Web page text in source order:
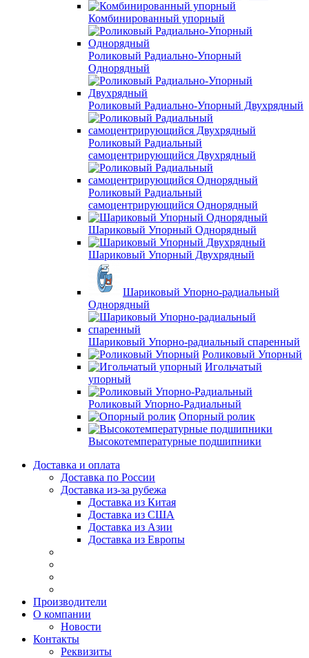
Комбинированный упорный
Роликовый Радиально-Упорный
Однорядный
Роликовый Радиально-Упорный Двухрядный
Роликовый Радиальный
самоцентрирующийся Двухрядный
Роликовый Радиальный
самоцентрирующийся Однорядный
Шариковый Упорный Однорядный
Шариковый Упорный Двухрядный
Шариковый Упорно-радиальный
Однорядный
Шариковый Упорно-радиальный спаренный
Роликовый Упорный
Игольчатый
упорный
Роликовый Упорно-Радиальный
Опорный ролик
Высокотемпературные подшипники
Доставка и оплата
Доставка по России
Доставка из-за рубежа
Доставка из Китая
Доставка из США
Доставка из Азии
Доставка из Европы
Производители
О компании
Новости
Контакты
Реквизиты